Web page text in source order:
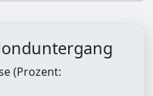
(Prozent: